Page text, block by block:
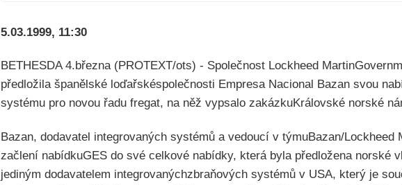
5.03.1999, 11:30
BETHESDA 4.března (PROTEXT/ots) - Společnost Lockheed
předložila španělské loďařskéspolečnosti Empresa Nacional Bazan svou
systému pro novou řadu fregat, na něž vypsalo zakázkuKrálovské norské
Bazan, dodavatel integrovaných systémů a vedoucí v týmuBazan/
začlení nabídkuGES do své celkové nabídky, která byla předložena norské
jediným dodavatelem integrovanýchzbraňových systémů v USA, který je